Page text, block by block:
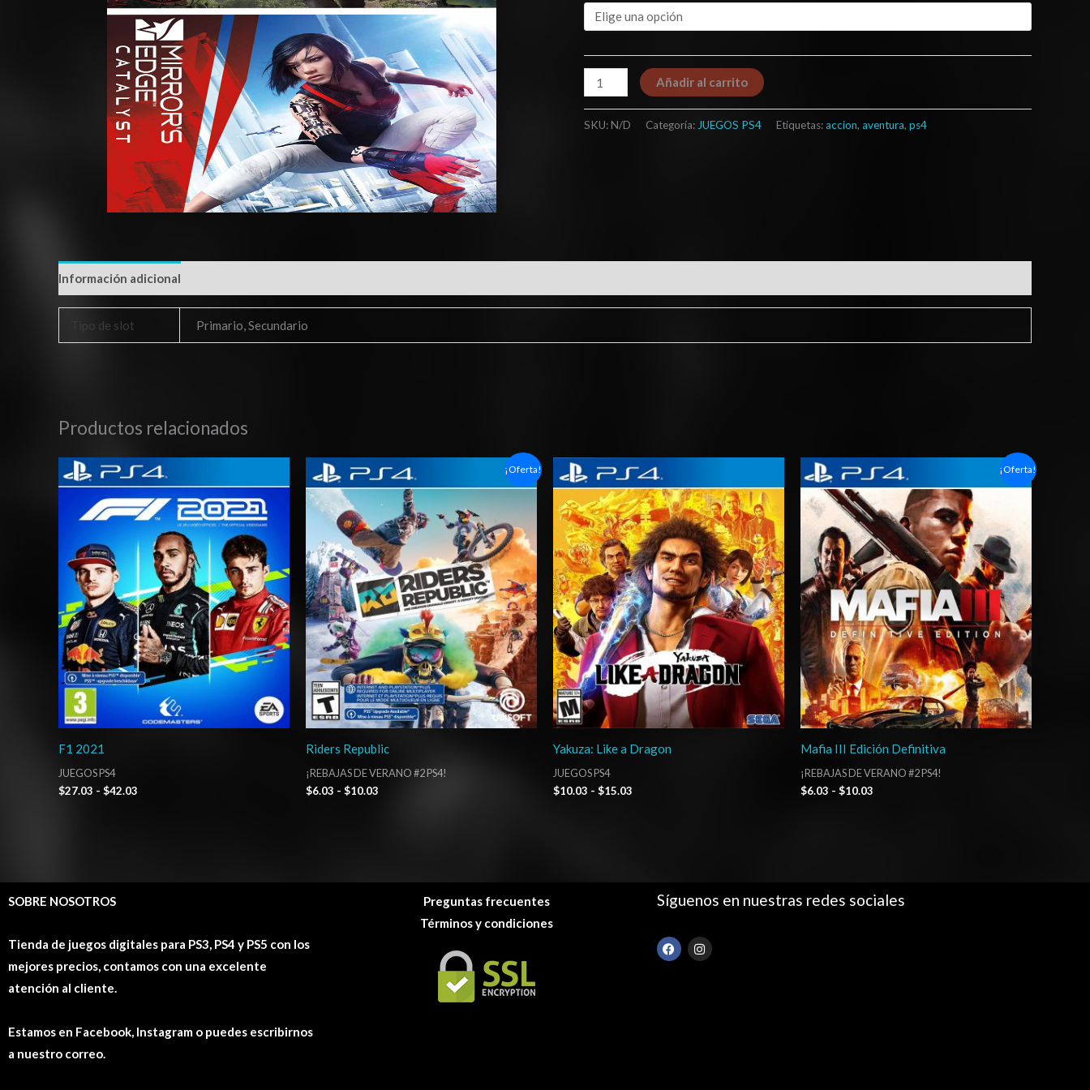
cantidad
Añadir al carrito
SKU:N/D Categoría: JUEGOS PS4 Etiquetas:accion, aventura, ps4
Información adicional
Tipo de slot Primario, Secundario
Productos relacionados
F1 2021
JUEGOS PS4
$27.03 - $42.03
Rango
de
precios:
desde
$27.03
hasta
$42.03
¡Oferta!
Riders Republic
¡REBAJAS DE VERANO #2 PS4!
$6.03 - $10.03
de
precios:
desde
$6.03
hasta
$10.03
Yakuza: Like a Dragon
JUEGOS PS4
$10.03 - $15.03
de
precios:
desde
$10.03
hasta
$15.03
¡Oferta!
Mafia III Edición Definitiva
¡REBAJAS DE VERANO #2 PS4!
$6.03 - $10.03
Rango
de
precios:
desde
$6.03
hasta
$10.03
SOBRE NOSOTROS
Tienda de juegos digitales para PS3, PS4 y PS5 con los
mejores precios, contamos con una excelente
atención al cliente.
Estamos en Facebook, Instagram o puedes escribirnos
a nuestro correo.
Preguntas frecuentes
Términos y condiciones
Síguenos en nuestras redes sociales
F
a
I
n